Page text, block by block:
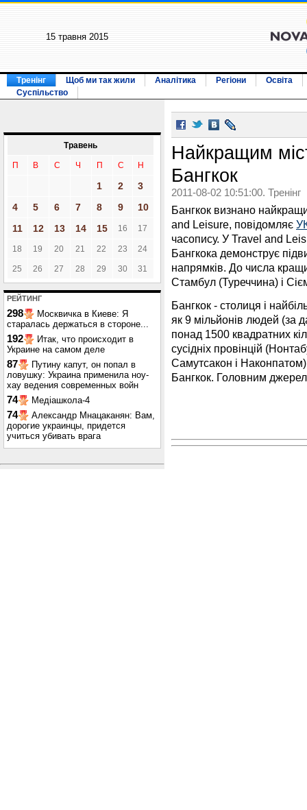
15 травня 2015
Тренінг Щоб ми так жили Аналітика Регіони
Освіта
Суспільство
Травень
П В С Ч П С Н
1 2
3
4
5 6 7 8 9
10
11
12 13 14 15 16 17
18 19 20 21 22 23 24
25 26 27 28 29 30 31
РЕЙТИНГ
298
Москвичка в Киеве: Я
старалась держаться в стороне...
192
Итак, что происходит в
Украине на самом деле
87
Путину капут, он попал в
ловушку: Украина применила ноу-
хау ведения современных войн
74 Медіашкола-4
74
Александр Мнацаканян: Вам,
дорогие украинцы, придется
учиться убивать врага
Найкращим
Бангкок
2011-08-02 10:51:00. Тренінг
Бангкок визнано
and Leisure, повідомляє
часопису. У Travel and
Бангкока демонструє
напрямків. До числа
Стамбул (Туреччина) і
Бангкок - столиця і
як 9 мільйонів людей (за
понад 1500 квадратних
сусідніх провінцій
Самутсакон і
Бангкок. Головним